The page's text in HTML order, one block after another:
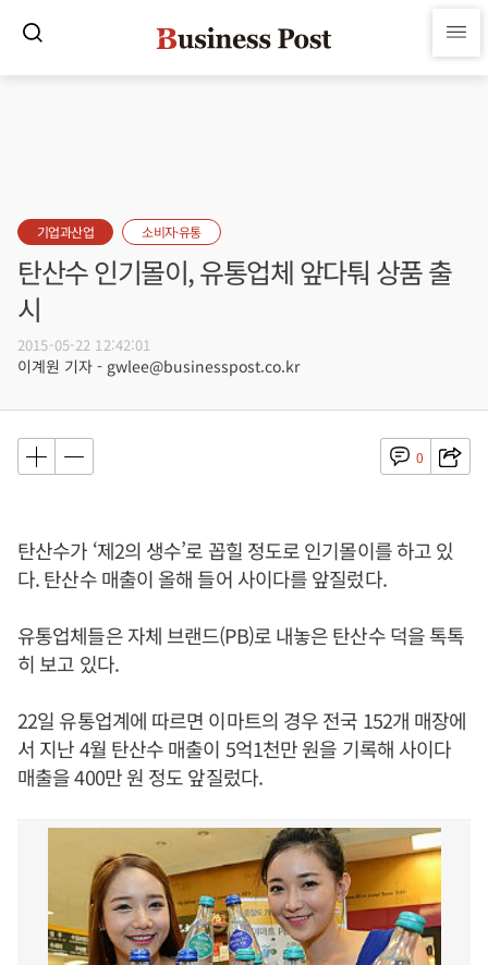
기업과산업 소비자·유통
탄산수 인기몰이, 유통업체 앞다퉈 상품 출
시
2015-05-22 12:42:01
이계원 기자 - gwlee@businesspost.co.kr
0
탄산수가 ‘제2의 생수’로 꼽힐 정도로 인기몰이를 하고 있
다. 탄산수 매출이 올해 들어 사이다를 앞질렀다.
유통업체들은 자체 브랜드(PB)로 내놓은 탄산수 덕을 톡톡
히 보고 있다.
22일 유통업계에 따르면 이마트의 경우 전국 152개 매장에
서 지난 4월 탄산수 매출이 5억1천만 원을 기록해 사이다
매출을 400만 원 정도 앞질렀다.